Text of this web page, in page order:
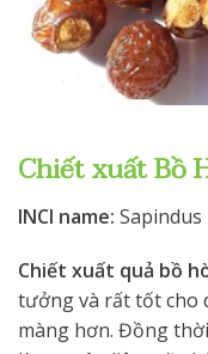
Chiết xuất Bồ
INCI name:
Chiết xuất quả bồ
tưởng và rất tốt cho
màng hơn. Đồng